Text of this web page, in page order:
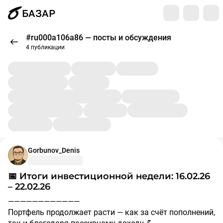
БАЗАР
#ru000a106a86 — посты и обсуждения
4 публикации
Gorbunov_Denis
📅 Итоги инвестиционной недели: 16.02.26
– 22.02.26
————————————
Портфель продолжает расти — как за счёт пополнений,